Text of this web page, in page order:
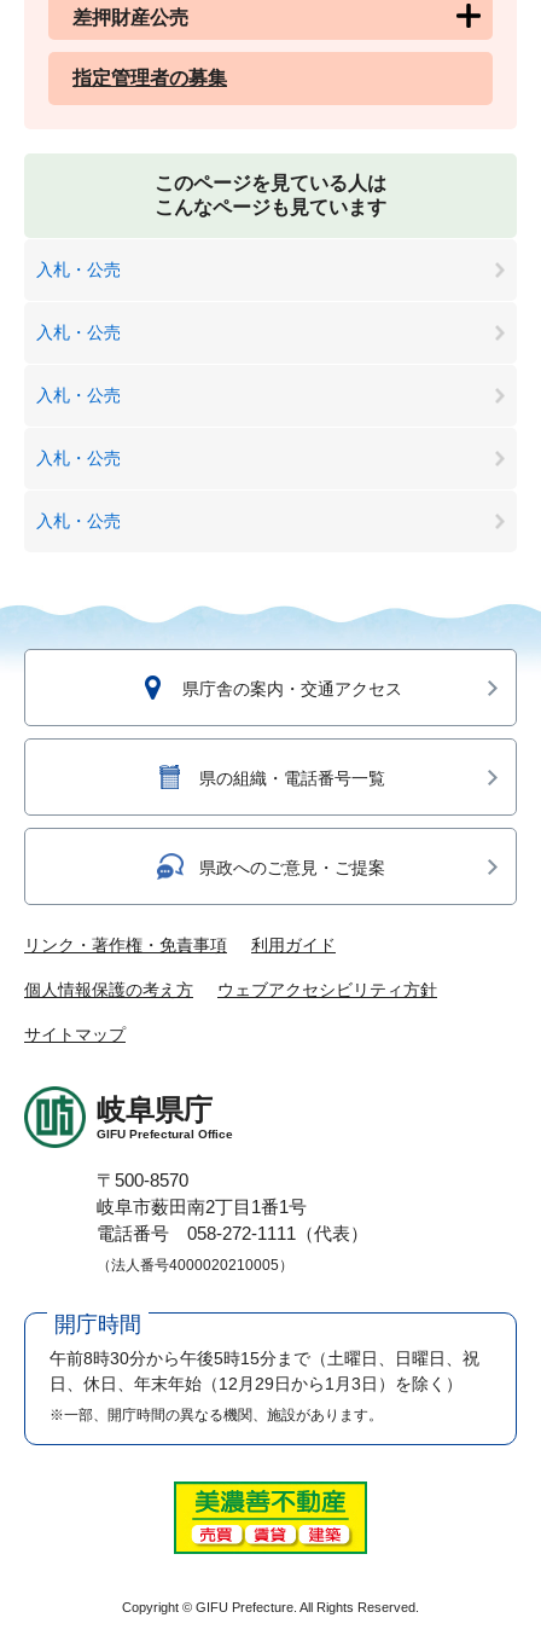
差押財産公売
指定管理者の募集
このページを見ている人は
こんなページも見ています
入札・公売
入札・公売
入札・公売
入札・公売
入札・公売
県庁舎の案内・交通アクセス
県の組織・電話番号一覧
県政へのご意見・ご提案
リンク・著作権・免責事項 利用ガイド
個人情報保護の考え方 ウェブアクセシビリティ方針
サイトマップ
岐阜県庁
GIFU Prefectural Office
〒500-8570
岐阜市薮田南2丁目1番1号
電話番号 058-272-1111（代表）
（法人番号4000020210005）
開庁時間
午前8時30分から午後5時15分まで （土曜日、日曜日、祝
日、休日、年末年始（12月29日から1月3日）を除く）
※一部、開庁時間の異なる機関、施設があります。
Copyright © GIFU Prefecture. All Rights Reserved.